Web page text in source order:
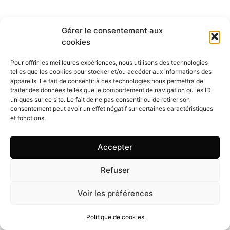
Gérer le consentement aux
cookies
Pour offrir les meilleures expériences, nous utilisons des technologies
telles que les cookies pour stocker et/ou accéder aux informations des
appareils. Le fait de consentir à ces technologies nous permettra de
traiter des données telles que le comportement de navigation ou les ID
uniques sur ce site. Le fait de ne pas consentir ou de retirer son
consentement peut avoir un effet négatif sur certaines caractéristiques
et fonctions.
Accepter
Refuser
Voir les préférences
Politique de cookies